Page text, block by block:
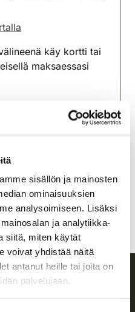
sisällön ja mainosten
ominaisuuksien
analysoimiseen. Lisäksi
ja analytiikka-
siitä, miten käytät
voivat yhdistää näitä
antanut heille tai joita on
palvelujaan.
käy kortti tai
maksaessasi